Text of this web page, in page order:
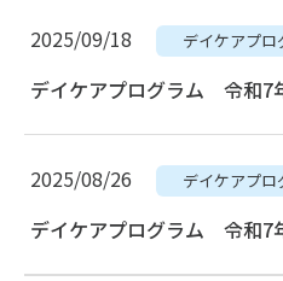
2025/09/18 デイケアプロ
デイケアプログラム 令和7
2025/08/26 デイケアプロ
デイケアプログラム 令和7